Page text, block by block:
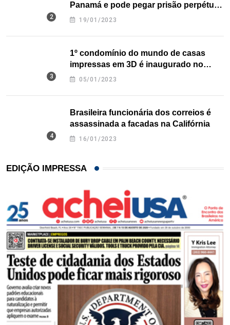
Panamá e pode pegar prisão perpétua
nos EUA
19/01/2023
1º condomínio do mundo de casas
impressas em 3D é inaugurado no
Texas
05/01/2023
Brasileira funcionária dos correios é
assassinada a facadas na Califórnia
16/01/2023
EDIÇÃO IMPRESSA